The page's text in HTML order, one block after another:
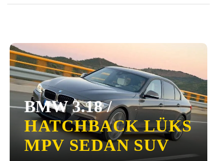
BMW 3.18 /
HATCHBACK LÜKS
MPV SEDAN SUV